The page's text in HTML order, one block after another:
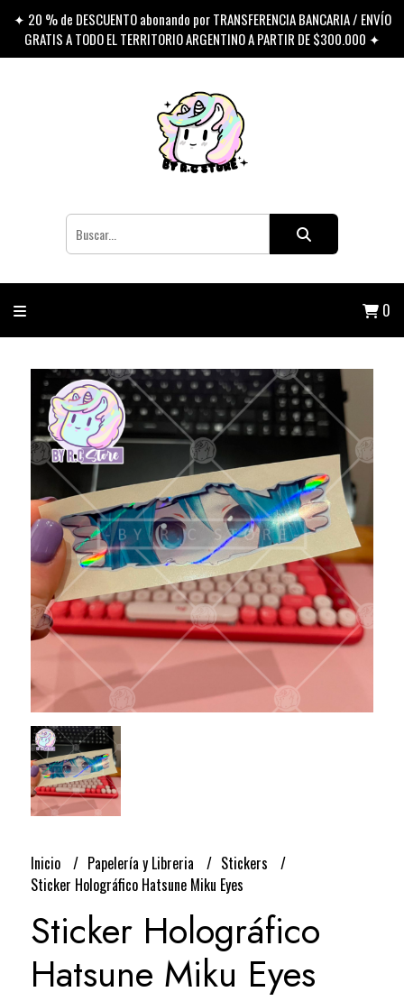
✦ 20 % de DESCUENTO abonando por TRANSFERENCIA BANCARIA / ENVÍO
GRATIS A TODO EL TERRITORIO ARGENTINO A PARTIR DE $300.000 ✦
0
Inicio Papelería y Libreria
Stickers
Sticker Holográfico Hatsune Miku Eyes
Sticker Holográfico
Hatsune Miku Eyes